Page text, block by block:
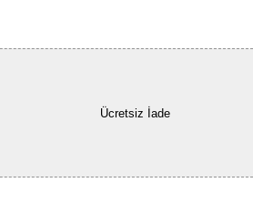
Ücretsiz İade